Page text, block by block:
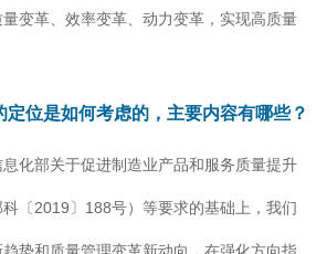
变革、效率变革、动力变革，实现高质量
定位是如何考虑的，主要内容有哪些？
化部关于促进制造业产品和服务质量提升
〔2019〕188号）等要求的基础上，我们